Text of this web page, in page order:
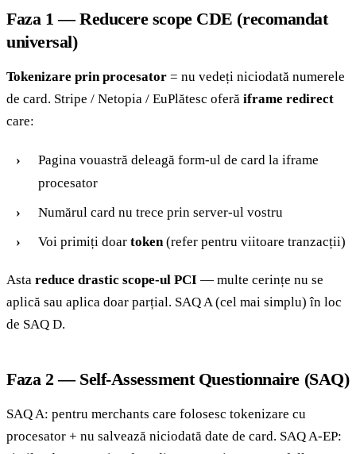
Faza 1 — Reducere scope CDE (recomandat
universal)
Tokenizare prin procesator = nu vedeți niciodată numerele
de card. Stripe / Netopia / EuPlătesc oferă iframe redirect
care:
Pagina vouastră deleagă form-ul de card la iframe
procesator
Numărul card nu trece prin server-ul vostru
Voi primiți doar token(refer pentru viitoare tranzacții)
Asta reduce drastic scope-ul PCI — multe cerințe nu se
aplică sau aplica doar parțial. SAQ A (cel mai simplu) în loc
de SAQ D.
Faza 2 — Self-Assessment Questionnaire (SAQ)
SAQ A: pentru merchants care folosesc tokenizare cu
procesator + nu salvează niciodată date de card. SAQ A-EP: